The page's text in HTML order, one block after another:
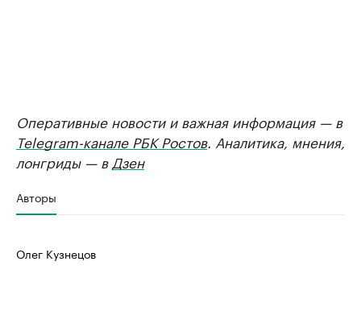
Оперативные новости и важная информация — в
Telegram-канале РБК Ростов. Аналитика, мнения,
лонгриды — в Дзен
Авторы
Олег Кузнецов